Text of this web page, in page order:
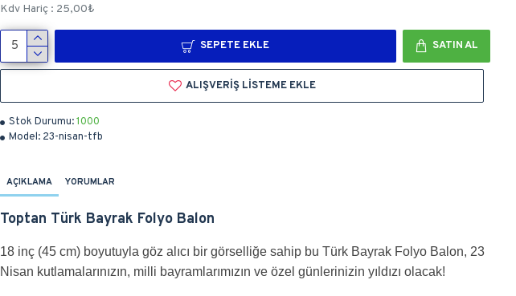
Stok Durumu:1000
Model: 23-nisan-tfb
Kdv Hariç : 25,00₺
SEPETE EKLE SATIN AL
ALIŞVERIŞ LISTEME EKLE
AÇIKLAMA YORUMLAR
Toptan Türk Bayrak Folyo Balon
18 inç (45 cm) boyutuyla göz alıcı bir görselliğe sahip bu Türk Bayrak Folyo Balon, 23
Nisan kutlamalarınızın, milli bayramlarımızın ve özel günlerinizin yıldızı olacak!